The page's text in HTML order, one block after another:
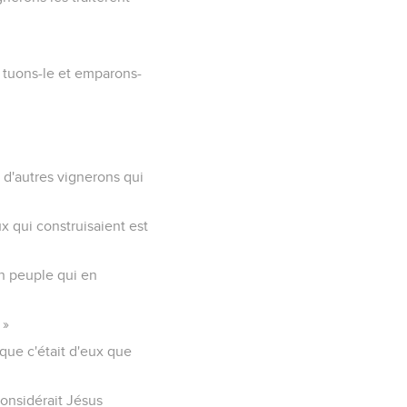
le et emparons-
vignerons qui
qui construisaient est
peuple qui en
c'était d'eux que
Jésus